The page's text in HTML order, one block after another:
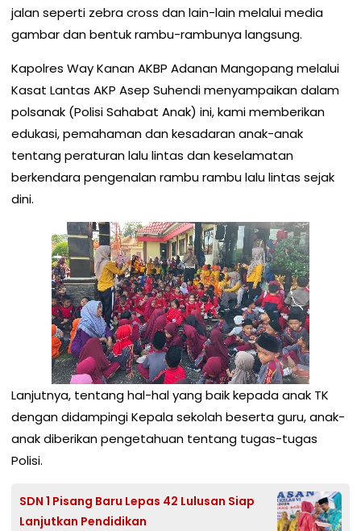
jalan seperti zebra cross dan lain-lain melalui media
gambar dan bentuk rambu-rambunya langsung.
Kapolres Way Kanan AKBP Adanan Mangopang melalui
Kasat Lantas AKP Asep Suhendi menyampaikan dalam
polsanak (Polisi Sahabat Anak) ini, kami memberikan
edukasi, pemahaman dan kesadaran anak-anak
tentang peraturan lalu lintas dan keselamatan
berkendara pengenalan rambu rambu lalu lintas sejak
dini.
Lanjutnya, tentang hal-hal yang baik kepada anak TK
dengan didampingi Kepala sekolah beserta guru, anak-
anak diberikan pengetahuan tentang tugas-tugas
Polisi.
SDN 1 Pisang Baru Lepas 42 Lulusan Siap
Lanjutkan Pendidikan